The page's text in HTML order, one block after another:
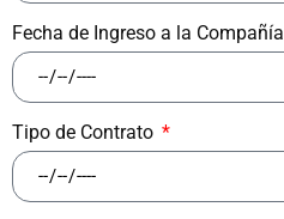
Fecha de Ingreso a la Compañía
Tipo de Contrato